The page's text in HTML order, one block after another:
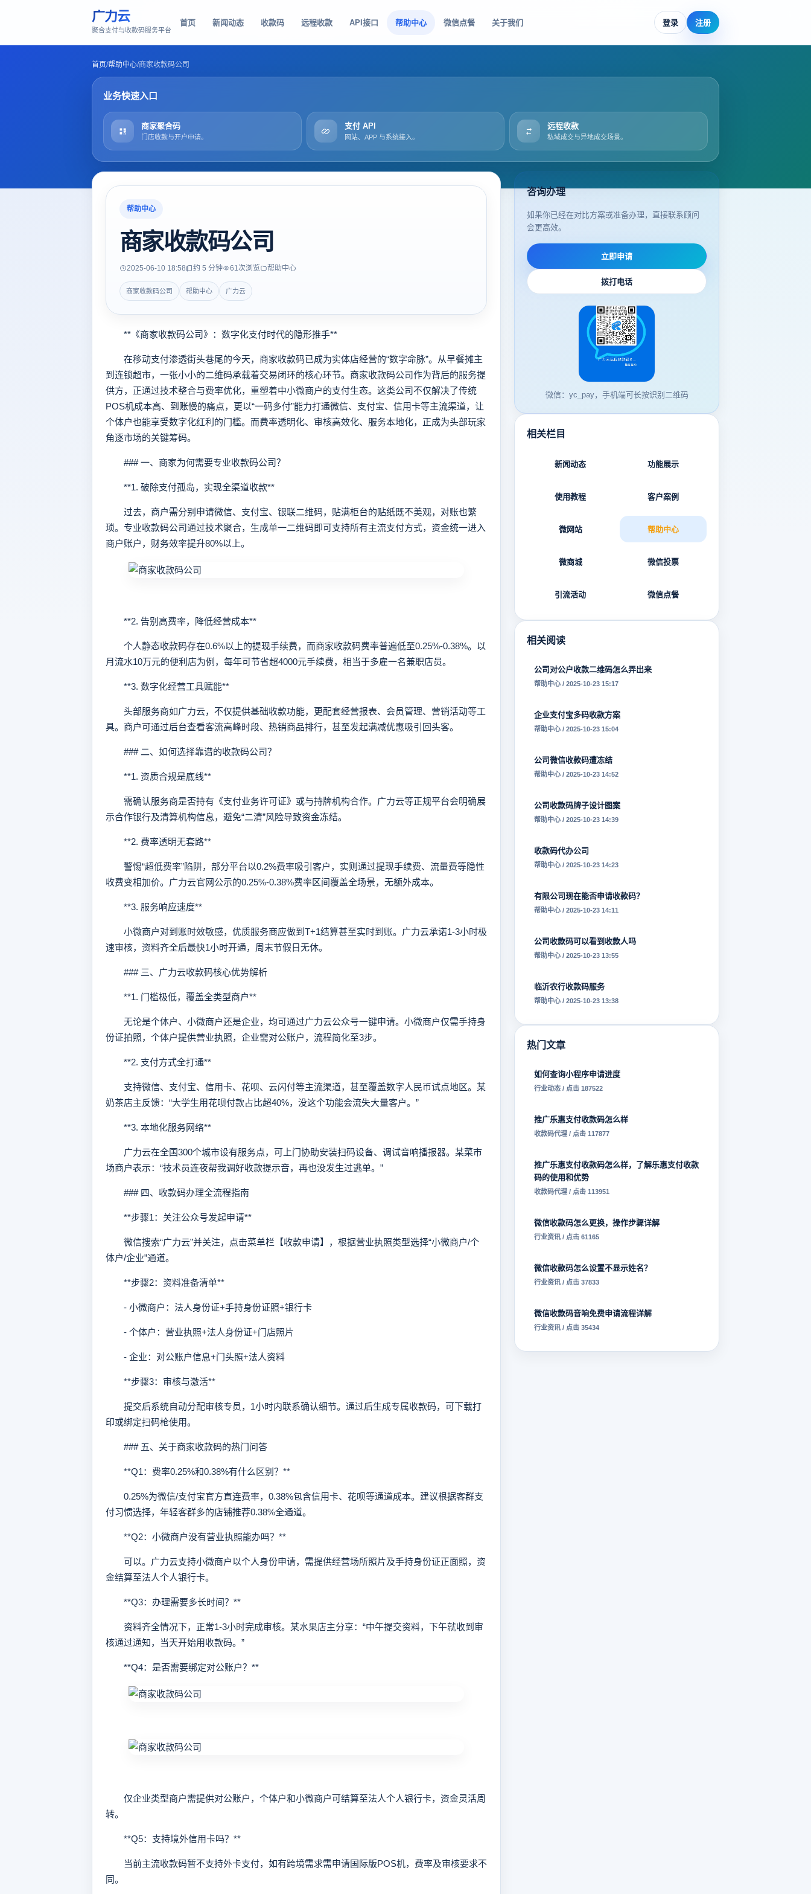
广力云
聚合支付与收款码服务平台
首页 新闻动态 收款码 远程收款 API接口 帮助中心 微信点餐 关于我们 登录 注册
首页/帮助中心/商家收款码公司
业务快速入口
商家聚合码
门店收款与开户申请。
支付 API
网站、APP 与系统接入。
远程收款
私域成交与异地成交场景。
帮助中心
商家收款码公司
2025-06-10 18:58 约 5 分钟 61次浏览 帮助中心
商家收款码公司 帮助中心 广力云
**《商家收款码公司》：数字化支付时代的隐形推手**
在移动支付渗透街头巷尾的今天，商家收款码已成为实体店经营的“数字命脉”。从早餐摊主
到连锁超市，一张小小的二维码承载着交易闭环的核心环节。商家收款码公司作为背后的服务提
供方，正通过技术整合与费率优化，重塑着中小微商户的支付生态。这类公司不仅解决了传统
POS机成本高、到账慢的痛点，更以“一码多付”能力打通微信、支付宝、信用卡等主流渠道，让
个体户也能享受数字化红利的门槛。而费率透明化、审核高效化、服务本地化，正成为头部玩家
角逐市场的关键筹码。
### 一、商家为何需要专业收款码公司？
**1. 破除支付孤岛，实现全渠道收款**
过去，商户需分别申请微信、支付宝、银联二维码，贴满柜台的贴纸既不美观，对账也繁
琐。专业收款码公司通过技术聚合，生成单一二维码即可支持所有主流支付方式，资金统一进入
商户账户，财务效率提升80%以上。
**2. 告别高费率，降低经营成本**
个人静态收款码存在0.6%以上的提现手续费，而商家收款码费率普遍低至0.25%-0.38%。以
月流水10万元的便利店为例，每年可节省超4000元手续费，相当于多雇一名兼职店员。
**3. 数字化经营工具赋能**
头部服务商如广力云，不仅提供基础收款功能，更配套经营报表、会员管理、营销活动等工
具。商户可通过后台查看客流高峰时段、热销商品排行，甚至发起满减优惠吸引回头客。
### 二、如何选择靠谱的收款码公司？
**1. 资质合规是底线**
需确认服务商是否持有《支付业务许可证》或与持牌机构合作。广力云等正规平台会明确展
示合作银行及清算机构信息，避免“二清”风险导致资金冻结。
**2. 费率透明无套路**
警惕“超低费率”陷阱，部分平台以0.2%费率吸引客户，实则通过提现手续费、流量费等隐性
收费变相加价。广力云官网公示的0.25%-0.38%费率区间覆盖全场景，无额外成本。
**3. 服务响应速度**
小微商户对到账时效敏感，优质服务商应做到T+1结算甚至实时到账。广力云承诺1-3小时极
速审核，资料齐全后最快1小时开通，周末节假日无休。
### 三、广力云收款码核心优势解析
**1. 门槛极低，覆盖全类型商户**
无论是个体户、小微商户还是企业，均可通过广力云公众号一键申请。小微商户仅需手持身
份证拍照，个体户提供营业执照，企业需对公账户，流程简化至3步。
**2. 支付方式全打通**
支持微信、支付宝、信用卡、花呗、云闪付等主流渠道，甚至覆盖数字人民币试点地区。某
奶茶店主反馈：“大学生用花呗付款占比超40%，没这个功能会流失大量客户。”
**3. 本地化服务网络**
广力云在全国300个城市设有服务点，可上门协助安装扫码设备、调试音响播报器。某菜市
场商户表示：“技术员连夜帮我调好收款提示音，再也没发生过逃单。”
### 四、收款码办理全流程指南
**步骤1：关注公众号发起申请**
微信搜索“广力云”并关注，点击菜单栏【收款申请】，根据营业执照类型选择“小微商户/个
体户/企业”通道。
**步骤2：资料准备清单**
- 小微商户：法人身份证+手持身份证照+银行卡
- 个体户：营业执照+法人身份证+门店照片
- 企业：对公账户信息+门头照+法人资料
**步骤3：审核与激活**
提交后系统自动分配审核专员，1小时内联系确认细节。通过后生成专属收款码，可下载打
印或绑定扫码枪使用。
### 五、关于商家收款码的热门问答
**Q1：费率0.25%和0.38%有什么区别？**
0.25%为微信/支付宝官方直连费率，0.38%包含信用卡、花呗等通道成本。建议根据客群支
付习惯选择，年轻客群多的店铺推荐0.38%全通道。
**Q2：小微商户没有营业执照能办吗？**
可以。广力云支持小微商户以个人身份申请，需提供经营场所照片及手持身份证正面照，资
金结算至法人个人银行卡。
**Q3：办理需要多长时间？**
资料齐全情况下，正常1-3小时完成审核。某水果店主分享：“中午提交资料，下午就收到审
核通过通知，当天开始用收款码。”
**Q4：是否需要绑定对公账户？**
仅企业类型商户需提供对公账户，个体户和小微商户可结算至法人个人银行卡，资金灵活周
转。
**Q5：支持境外信用卡吗？**
当前主流收款码暂不支持外卡支付，如有跨境需求需申请国际版POS机，费率及审核要求不
同。
咨询办理
如果你已经在对比方案或准备办理，直接联系顾问
会更高效。
立即申请
拨打电话
微信：yc_pay，手机端可长按识别二维码
相关栏目
新闻动态 功能展示
使用教程 客户案例
微网站 帮助中心
微商城 微信投票
引流活动 微信点餐
相关阅读
公司对公户收款二维码怎么弄出来
帮助中心 / 2025-10-23 15:17
企业支付宝多码收款方案
帮助中心 / 2025-10-23 15:04
公司微信收款码遭冻结
帮助中心 / 2025-10-23 14:52
公司收款码牌子设计图案
帮助中心 / 2025-10-23 14:39
收款码代办公司
帮助中心 / 2025-10-23 14:23
有限公司现在能否申请收款码？
帮助中心 / 2025-10-23 14:11
公司收款码可以看到收款人吗
帮助中心 / 2025-10-23 13:55
临沂农行收款码服务
帮助中心 / 2025-10-23 13:38
热门文章
如何查询小程序申请进度
行业动态 / 点击 187522
推广乐惠支付收款码怎么样
收款码代理 / 点击 117877
推广乐惠支付收款码怎么样，了解乐惠支付收款
码的使用和优势
收款码代理 / 点击 113951
微信收款码怎么更换，操作步骤详解
行业资讯 / 点击 61165
微信收款码怎么设置不显示姓名？
行业资讯 / 点击 37833
微信收款码音响免费申请流程详解
行业资讯 / 点击 35434